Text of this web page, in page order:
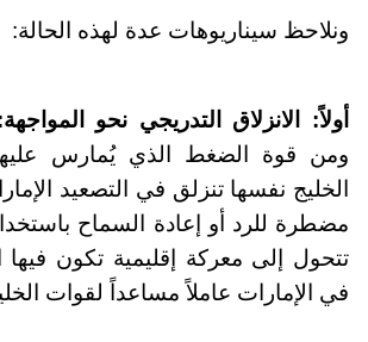
ونلاحظ سيناريوهات عدة لهذه الحالة:
أولاً: الانزلاق التدريجي نحو
ومن قوة الضغط الذي يُمارس
الخليج نفسها تنزلق في التصعيد
مضطرة للرد أو إعادة السماح
تتحول إلى معركة إقليمية تكون فيها
في الإمارات عاملاً مساعداً لقوات